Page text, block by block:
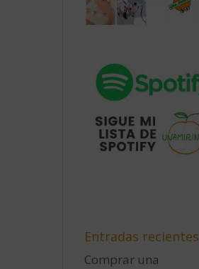
Entradas recientes
Comprar una